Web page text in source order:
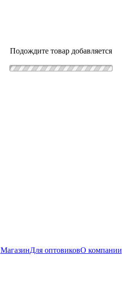
Подождите товар добавляется
МагазинДля оптовиковО компании